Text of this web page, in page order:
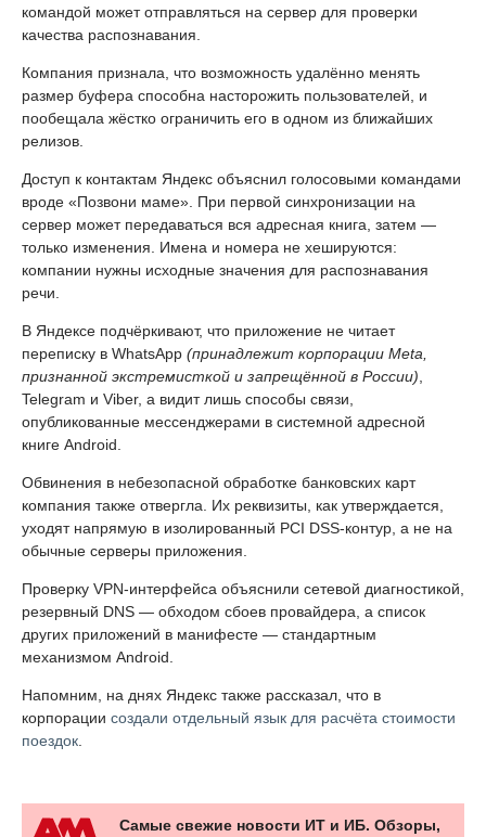
командой может отправляться на сервер для проверки
качества распознавания.
Компания признала, что возможность удалённо менять
размер буфера способна насторожить пользователей, и
пообещала жёстко ограничить его в одном из ближайших
релизов.
Доступ к контактам Яндекс объяснил голосовыми командами
вроде «Позвони маме». При первой синхронизации на
сервер может передаваться вся адресная книга, затем —
только изменения. Имена и номера не хешируются:
компании нужны исходные значения для распознавания
речи.
В Яндексе подчёркивают, что приложение не читает
переписку в WhatsApp (принадлежит корпорации Meta,
признанной экстремисткой и запрещённой в России),
Telegram и Viber, а видит лишь способы связи,
опубликованные мессенджерами в системной адресной
книге Android.
Обвинения в небезопасной обработке банковских карт
компания также отвергла. Их реквизиты, как утверждается,
уходят напрямую в изолированный PCI DSS-контур, а не на
обычные серверы приложения.
Проверку VPN-интерфейса объяснили сетевой диагностикой,
резервный DNS — обходом сбоев провайдера, а список
других приложений в манифесте — стандартным
механизмом Android.
Напомним, на днях Яндекс также рассказал, что в
корпорации создали отдельный язык для расчёта стоимости
поездок.
Самые свежие новости ИТ и ИБ. Обзоры,